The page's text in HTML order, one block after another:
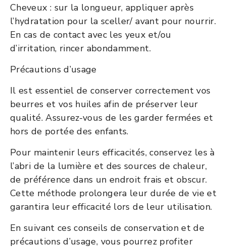
Cheveux : sur la longueur, appliquer après
l’hydratation pour la sceller/ avant pour nourrir.
En cas de contact avec les yeux et/ou
d’irritation, rincer abondamment.
Précautions d’usage
Il est essentiel de conserver correctement vos
beurres et vos huiles afin de préserver leur
qualité. Assurez-vous de les garder fermées et
hors de portée des enfants.
Pour maintenir leurs efficacités, conservez les à
l’abri de la lumière et des sources de chaleur,
de préférence dans un endroit frais et obscur.
Cette méthode prolongera leur durée de vie et
garantira leur efficacité lors de leur utilisation.
En suivant ces conseils de conservation et de
précautions d’usage, vous pourrez profiter